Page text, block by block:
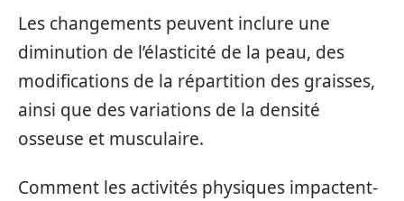
Les changements peuvent inclure une
diminution de l’élasticité de la peau, des
modifications de la répartition des graisses,
ainsi que des variations de la densité
osseuse et musculaire.
Comment les activités physiques impactent-